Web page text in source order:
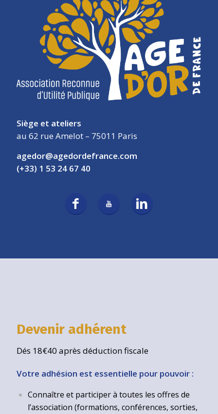
Siège et ateliers
au 62 rue Amelot – 75011 Paris
agedor@agedordefrance.com
(+33) 1 53 24 67 40
Devenir adhérent
Dés 18€40 après déduction fiscale
Votre adhésion est essentielle pour pouvoir :
Connaître et participer à toutes les offres de
l’association (formations, conférences, sorties,